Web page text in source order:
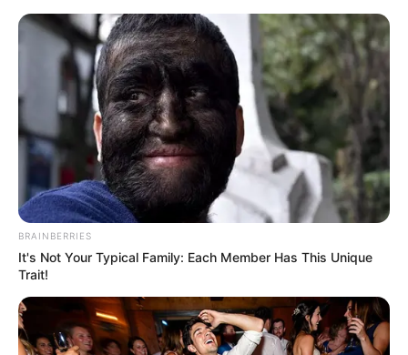
INSPIRASI
STYLE
FILM &
SERIES
NGAKAK
QUOTES
HYPE
MORE
BRAINBERRIES
It's Not Your Typical Family: Each Member Has This Unique
Trait!